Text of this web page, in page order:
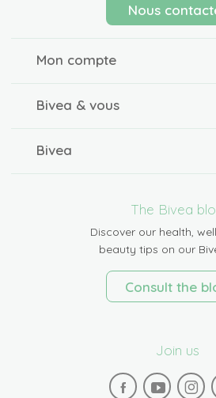
Nous
Mon compte
Bivea & vous
Bivea
The Bivea
Discover our health,
beauty tips on our
Consult the
Join us